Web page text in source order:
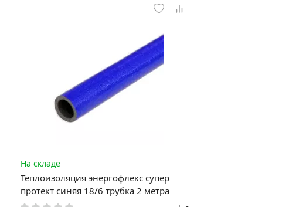
На складе
Теплоизоляция энергофлекс супер
протект синяя 18/6 трубка 2 метра